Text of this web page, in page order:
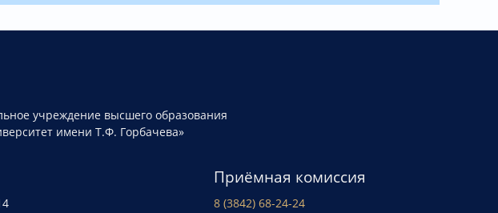
учреждение высшего образования
имени Т.Ф. Горбачева»
Приёмная комиссия
8 (3842) 68-24-24